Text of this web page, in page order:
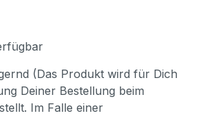
(Das Produkt wird für Dich
Deiner Bestellung beim
Im Falle einer